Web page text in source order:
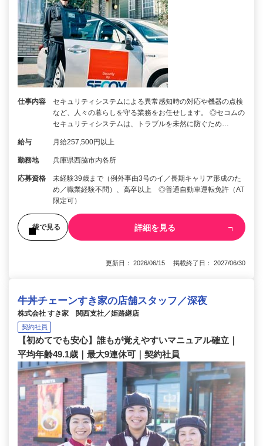
仕事内容
セキュリティシステムによる異常感知時の対応や機器の点検
など、人々の暮らしを守る業務をお任せします。 ◎セコムの
セキュリティシステムは、トラブルを未然に防ぐため…
給与 月給257,500円以上
勤務地 兵庫県西脇市内各所
応募資格
未経験39歳まで（例外事由3号のイ／長期キャリア形成のた
め／職業経験不問）、高卒以上 ◎普通自動車運転免許（AT
限定可）
後で見る 詳細を見る
更新日： 2026/06/15 掲載終了日： 2027/06/30
牛丼チェーンすき家の店舗スタッフ／深夜
株式会社 すき家 関西支社／姫路継店
契約社員
【初めてでも安心】誰もが覚えやすいマニュアル確立｜
平均年齢49.1歳｜最大9連休可｜契約社員